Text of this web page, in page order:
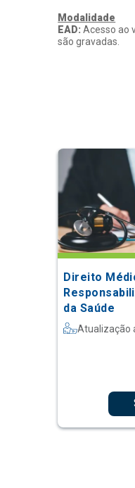
Modalidade
EAD:Acesso ao
são gravadas.
Direito
da Saúde
Atualização